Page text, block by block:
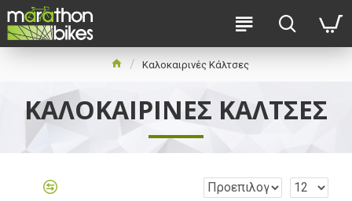
Καλοκαιρινές Κάλτσες
ΚΑΛΟΚΑΙΡΙΝΈΣ ΚΆΛΤΣΕΣ